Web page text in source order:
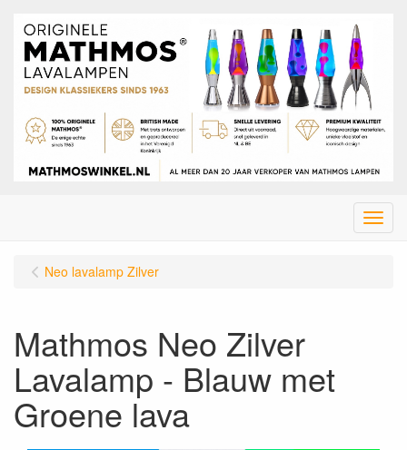
Menu
Neo lavalamp Zilver
Mathmos Neo Zilver
Lavalamp - Blauw met
Groene lava